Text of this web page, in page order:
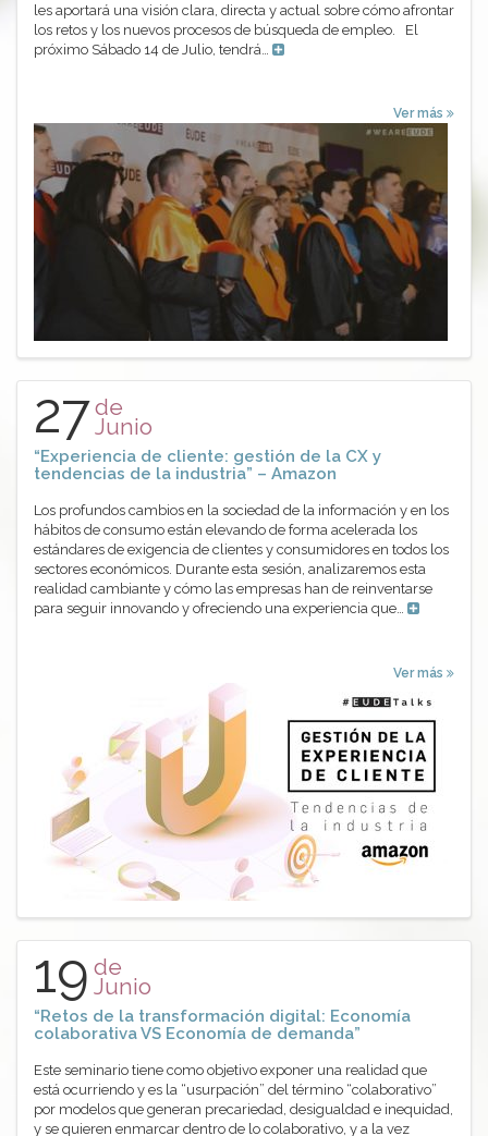
les aportará una visión clara, directa y actual sobre cómo afrontar
los retos y los nuevos procesos de búsqueda de empleo. El
próximo Sábado 14 de Julio, tendrá…
Ver más
27de
Junio
“Experiencia de cliente: gestión de la CX y
tendencias de la industria” – Amazon
Los profundos cambios en la sociedad de la información y en los
hábitos de consumo están elevando de forma acelerada los
estándares de exigencia de clientes y consumidores en todos los
sectores económicos. Durante esta sesión, analizaremos esta
realidad cambiante y cómo las empresas han de reinventarse
para seguir innovando y ofreciendo una experiencia que…
Ver más
19 de
Junio
“Retos de la transformación digital: Economía
colaborativa VS Economía de demanda”
Este seminario tiene como objetivo exponer una realidad que
está ocurriendo y es la “usurpación” del término “colaborativo”
por modelos que generan precariedad, desigualdad e inequidad,
y se quieren enmarcar dentro de lo colaborativo, y a la vez